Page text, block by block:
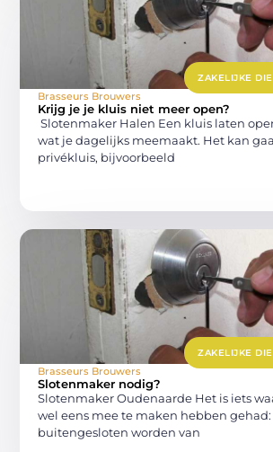
ZAKELIJKE
Brasseurs Brouwers
Krijg je je kluis niet meer open?
Slotenmaker Halen Een kluis laten
wat je dagelijks meemaakt. Het kan
privékluis, bijvoorbeeld
ZAKELIJKE
Brasseurs Brouwers
Slotenmaker nodig?
Slotenmaker Oudenaarde Het is iets
wel eens mee te maken hebben
buitengesloten worden van